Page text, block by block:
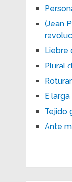
(Jean
Liebre
Plural
E
Tejido
Ante